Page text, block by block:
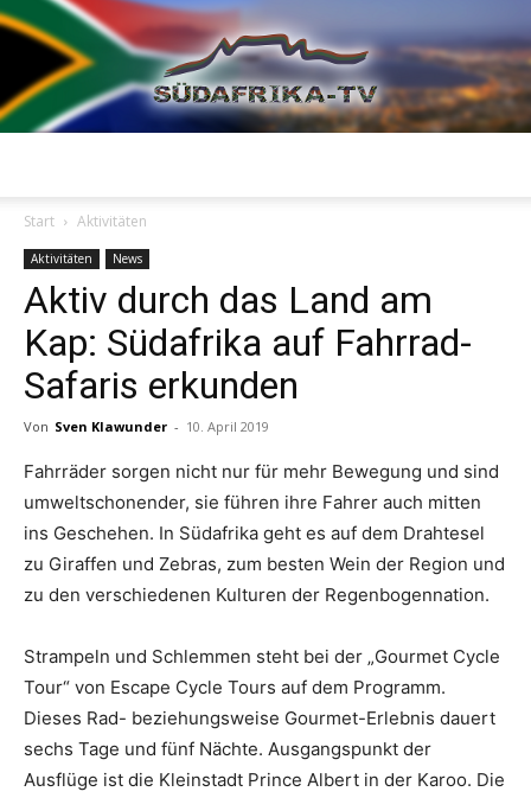
TV
Start Aktivitäten
Aktivitäten News
Aktiv durch das Land am
Kap: Südafrika auf Fahrrad-
Safaris erkunden
Von Sven Klawunder - 10. April 2019
Fahrräder sorgen nicht nur für mehr Bewegung und sind
umweltschonender, sie führen ihre Fahrer auch mitten
ins Geschehen. In Südafrika geht es auf dem Drahtesel
zu Giraffen und Zebras, zum besten Wein der Region und
zu den verschiedenen Kulturen der Regenbogennation.
Strampeln und Schlemmen steht bei der „Gourmet Cycle
Tour“ von Escape Cycle Tours auf dem Programm.
Dieses Rad- beziehungsweise Gourmet-Erlebnis dauert
sechs Tage und fünf Nächte. Ausgangspunkt der
Ausflüge ist die Kleinstadt Prince Albert in der Karoo. Die